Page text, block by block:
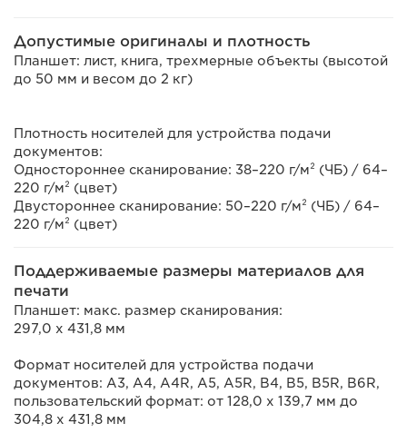
Допустимые оригиналы и плотность
Планшет: лист, книга, трехмерные объекты (высотой
до 50 мм и весом до 2 кг)
Плотность носителей для устройства подачи
документов:
Одностороннее сканирование: 38–220 г/м² (ЧБ) / 64–
220 г/м² (цвет)
Двустороннее сканирование: 50–220 г/м² (ЧБ) / 64–
220 г/м² (цвет)
Поддерживаемые размеры материалов для
печати
Планшет: макс. размер сканирования:
297,0 x 431,8 мм
Формат носителей для устройства подачи
документов: A3, A4, A4R, A5, A5R, B4, B5, B5R, B6R,
пользовательский формат: от 128,0 x 139,7 мм до
304,8 x 431,8 мм